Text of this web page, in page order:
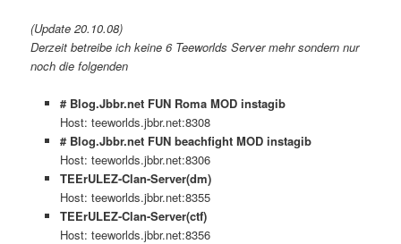
(Update 20.10.08)
Derzeit betreibe ich keine 6 Teeworlds Server mehr sondern nur
noch die folgenden
# Blog.Jbbr.net FUN Roma MOD instagib
Host: teeworlds.jbbr.net:8308
# Blog.Jbbr.net FUN beachfight MOD instagib
Host: teeworlds.jbbr.net:8306
TEErULEZ-Clan-Server(dm)
Host: teeworlds.jbbr.net:8355
TEErULEZ-Clan-Server(ctf)
Host: teeworlds.jbbr.net:8356